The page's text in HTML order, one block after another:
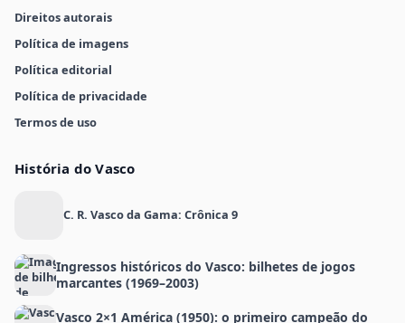
Direitos autorais
Política de imagens
Política editorial
Política de privacidade
Termos de uso
História do Vasco
C. R. Vasco da Gama: Crônica 9
Ingressos históricos do Vasco: bilhetes de jogos
marcantes (1969–2003)
Vasco 2×1 América (1950): o primeiro campeão do